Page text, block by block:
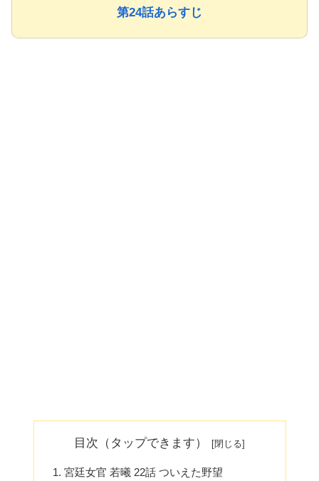
第24話あらすじ
目次（タップできます）
宮廷女官 若曦 22話 ついえた野望